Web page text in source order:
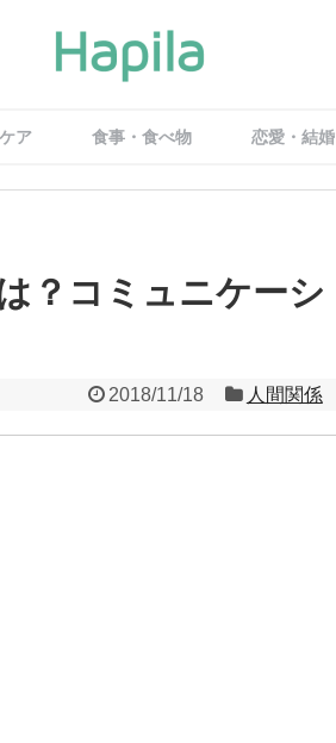
ア 食事・食べ物 恋愛・結婚
？コミュニケーシ
2018/11/18 人間関係